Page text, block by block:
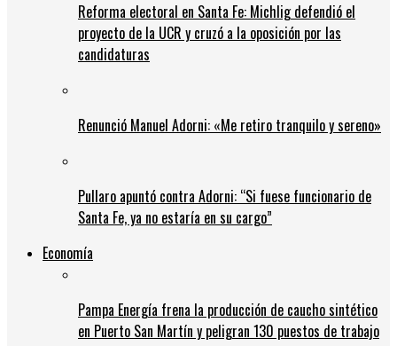
Reforma electoral en Santa Fe: Michlig defendió el
proyecto de la UCR y cruzó a la oposición por las
candidaturas
Renunció Manuel Adorni: «Me retiro tranquilo y sereno»
Pullaro apuntó contra Adorni: “Si fuese funcionario de
Santa Fe, ya no estaría en su cargo”
Economía
Pampa Energía frena la producción de caucho sintético
en Puerto San Martín y peligran 130 puestos de trabajo